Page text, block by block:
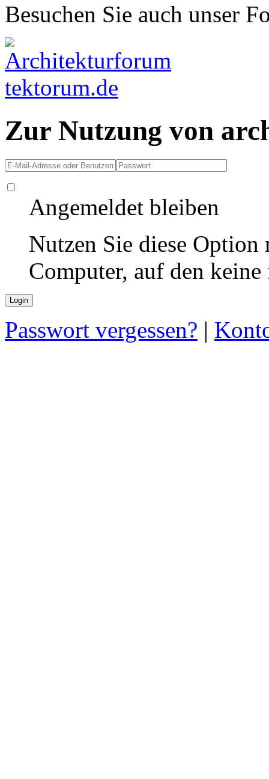
Besuchen Sie auch unser
Zur Nutzung von
Angemeldet bleiben
Nutzen Sie diese
Computer, auf den
Passwort vergessen? |